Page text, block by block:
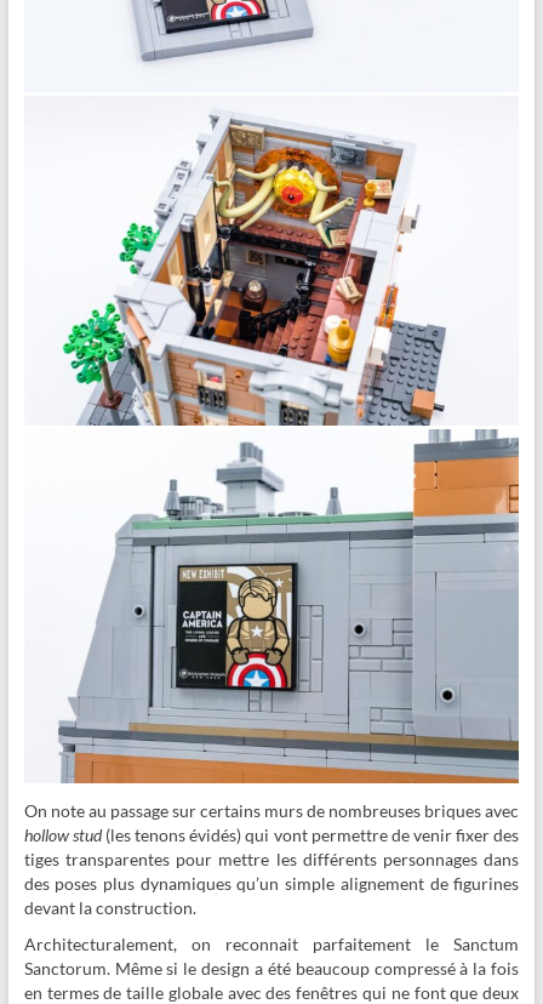
On note au passage sur certains murs de nombreuses briques avec
hollow stud(les tenons évidés) qui vont permettre de venir fixer des
tiges transparentes pour mettre les différents personnages dans
des poses plus dynamiques qu’un simple alignement de figurines
devant la construction.
Architecturalement, on reconnait parfaitement le Sanctum
Sanctorum. Même si le design a été beaucoup compressé à la fois
en termes de taille globale avec des fenêtres qui ne font que deux